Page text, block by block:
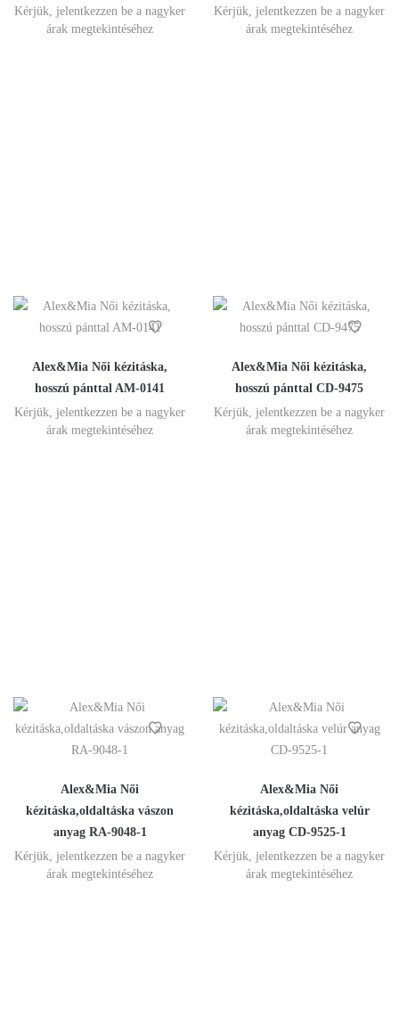
Kérjük, jelentkezzen be a nagyker
árak megtekintéséhez
Kérjük, jelentkezzen be a nagyker
árak megtekintéséhez
Alex&Mia Női kézitáska,
hosszú pánttal AM-0141
Kérjük, jelentkezzen be a nagyker
árak megtekintéséhez
Alex&Mia Női kézitáska,
hosszú pánttal CD-9475
Kérjük, jelentkezzen be a nagyker
árak megtekintéséhez
Alex&Mia Női
kézitáska,oldaltáska vászon
anyag RA-9048-1
Kérjük, jelentkezzen be a nagyker
árak megtekintéséhez
Alex&Mia Női
kézitáska,oldaltáska velúr
anyag CD-9525-1
Kérjük, jelentkezzen be a nagyker
árak megtekintéséhez